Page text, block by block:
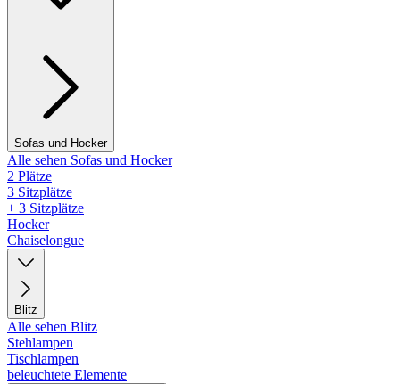
Sofas und Hocker
Alle sehen Sofas und Hocker
2 Plätze
3 Sitzplätze
+ 3 Sitzplätze
Hocker
Chaiselongue
Blitz
Alle sehen Blitz
Stehlampen
Tischlampen
beleuchtete Elemente